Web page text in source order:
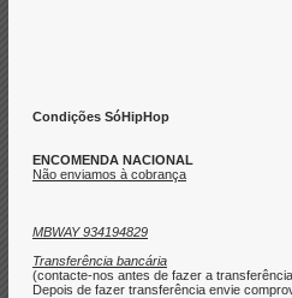
Condições SóHipHop
ENCOMENDA NACIONAL
Não enviamos à cobrança
MBWAY 934194829
Transferência bancária
(contacte-nos antes de fazer a
Depois de fazer transferência envie